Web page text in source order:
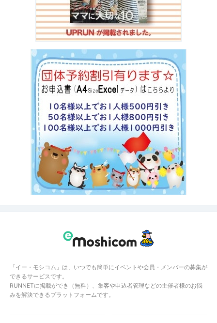
「イー・モシコム」は、いつでも簡単にイベントや会員・メンバーの募集が
できるサービスです。
RUNNETに掲載ができ（無料）、集客や申込者管理などの主催者様のお悩
みを解決できるプラットフォームです。